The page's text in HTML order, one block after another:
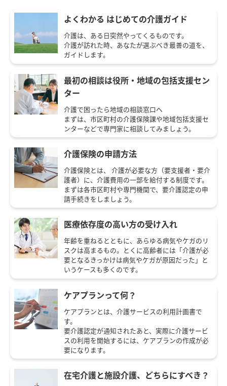
よくわかる はじめての介護ガイド
介護は、ある日突然やってくるものです。
介護が訪れた時、あなたが選ぶべき最善の道を、
ガイドします。
最初の相談は役所・地域の包括支援セン
ター
介護で困ったら地域の相談窓口へ
まずは、市区町村の介護保険課や地域包括支援セ
ンターなどで専門家に相談してみましょう。
介護保険の申請方法
介護保険とは、 介護が必要な方（要支援者・要介
護者）に、介護費用の一部を給付する制度です。
まずは各市区町村や専門機関で、要介護認定の申
請手続きをしましょう。
医療依存度の高い方の受け入れ
年齢を重ねるとともに、あらゆる病気やケガのリ
スクは高まるもの。とくに高齢者には「介護が必
要となるきっかけは病気やケガが原因だった」と
いうケースも多くのです。
ケアプランって何？
ケアプランとは、介護サービスの利用計画書で
す。
要介護認定が通知されたあと、実際に介護サービ
スの利用を開始するには、ケアプランの作成が必
要になります。
在宅介護と施設介護、どちらにすべき？